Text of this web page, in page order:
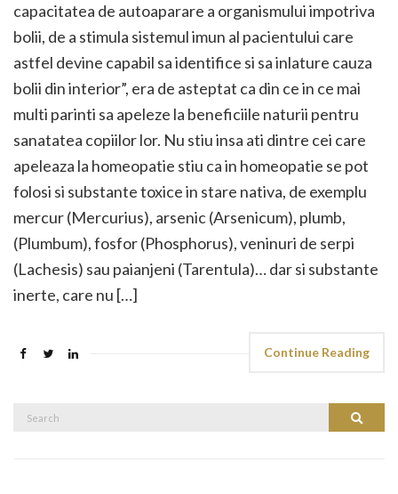
capacitatea de autoaparare a organismului impotriva
bolii, de a stimula sistemul imun al pacientului care
astfel devine capabil sa identifice si sa inlature cauza
bolii din interior”, era de asteptat ca din ce in ce mai
multi parinti sa apeleze la beneficiile naturii pentru
sanatatea copiilor lor. Nu stiu insa ati dintre cei care
apeleaza la homeopatie stiu ca in homeopatie se pot
folosi si substante toxice in stare nativa, de exemplu
mercur (Mercurius), arsenic (Arsenicum), plumb,
(Plumbum), fosfor (Phosphorus), veninuri de serpi
(Lachesis) sau paianjeni (Tarentula)… dar si substante
inerte, care nu […]
Continue Reading
Search